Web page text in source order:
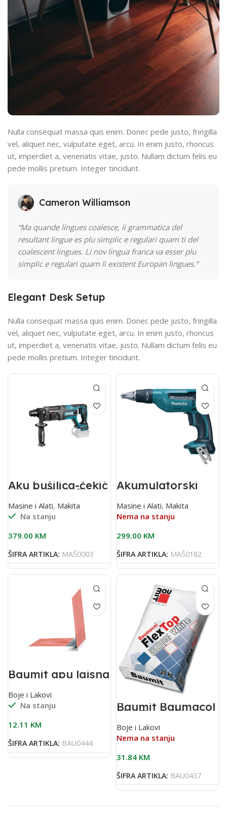
Nulla consequat massa quis enim. Donec pede justo, fringilla
vel, aliquet nec, vulputate eget, arcu. In enim justo, rhoncus
ut, imperdiet a, venenatis vitae, justo. Nullam dictum felis eu
pede mollis pretium. Integer tincidunt.
Cameron Williamson
“Ma quande lingues coalesce, li grammatica del
resultant lingue es plu simplic e regulari quam ti del
coalescent lingues. Li nov lingua franca va esser plu
simplic e regulari quam li existent Europan lingues.”
Elegant Desk Setup
Nulla consequat massa quis enim. Donec pede justo, fringilla
vel, aliquet nec, vulputate eget, arcu. In enim justo, rhoncus
ut, imperdiet a, venenatis vitae, justo. Nullam dictum felis eu
pede mollis pretium. Integer tincidunt.
Aku bušilica-čekić
18V DHR241Z
Masine i Alati, Makita
Na stanju
379.00 KM
ŠIFRA ARTIKLA: MAŠ0003
Akumulatorski
odvijač 18V
DFS451Z
Masine i Alati, Makita
Nema na stanju
299.00 KM
ŠIFRA ARTIKLA: MAŠ0182
Baumit apu lajsna
2,40 m sa
mrežicom(pak 25
kom)
Boje i Lakovi
Na stanju
12.11 KM
ŠIFRA ARTIKLA: BAU0444
Baumit Baumacol
FlexTop White
25kg bijelo
flex.ljepilo za
keramiku
Boje i Lakovi
Nema na stanju
31.84 KM
ŠIFRA ARTIKLA: BAU0437